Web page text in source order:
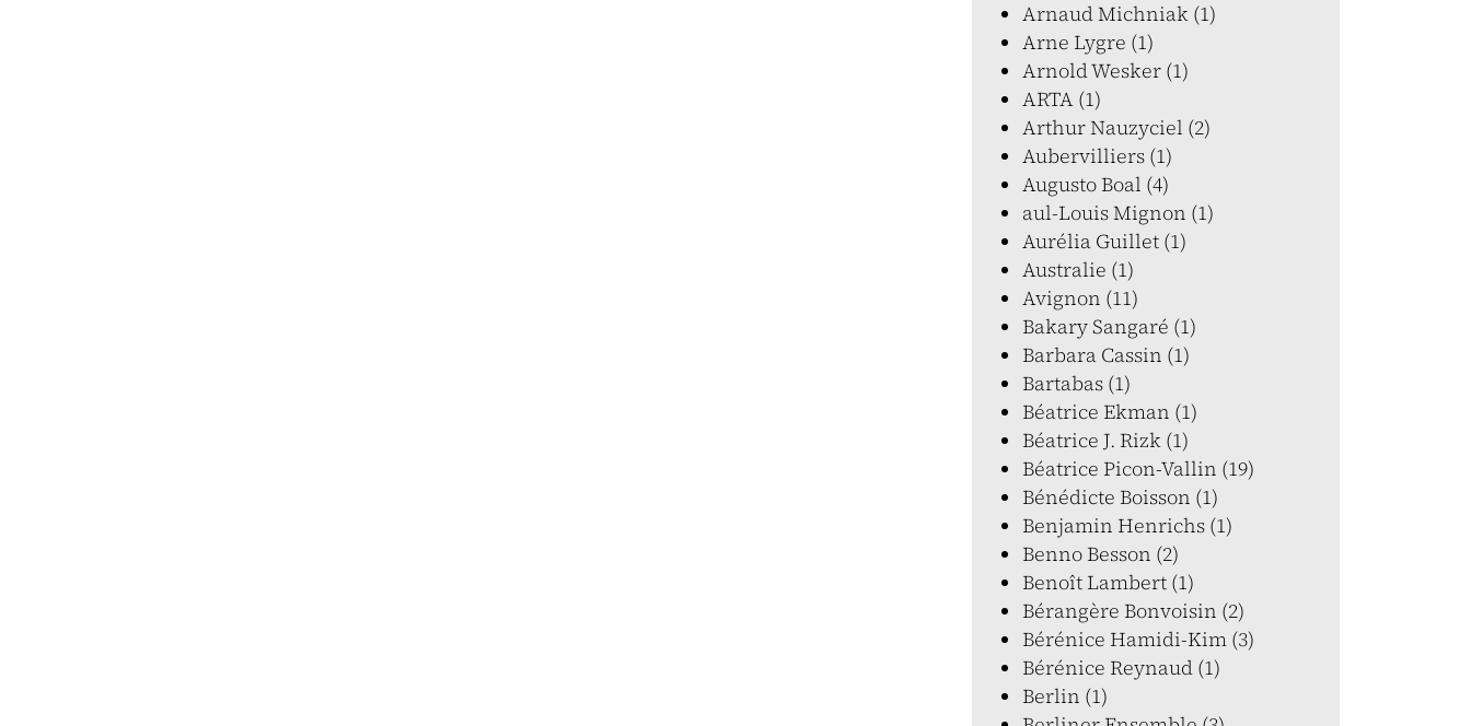
Arnaud Michniak (1)
Arne Lygre (1)
Arnold Wesker (1)
ARTA (1)
Arthur Nauzyciel (2)
Aubervilliers (1)
Augusto Boal (4)
aul-Louis Mignon (1)
Aurélia Guillet (1)
Australie (1)
Avignon (11)
Bakary Sangaré (1)
Barbara Cassin (1)
Bartabas (1)
Béatrice Ekman (1)
Béatrice J. Rizk (1)
Béatrice Picon-Vallin (19)
Bénédicte Boisson (1)
Benjamin Henrichs (1)
Benno Besson (2)
Benoît Lambert (1)
Bérangère Bonvoisin (2)
Bérénice Hamidi-Kim (3)
Bérénice Reynaud (1)
Berlin (1)